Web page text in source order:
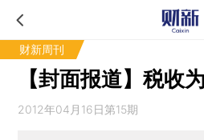
财新周刊
【封面报道】税收
2012年04月16日第15期